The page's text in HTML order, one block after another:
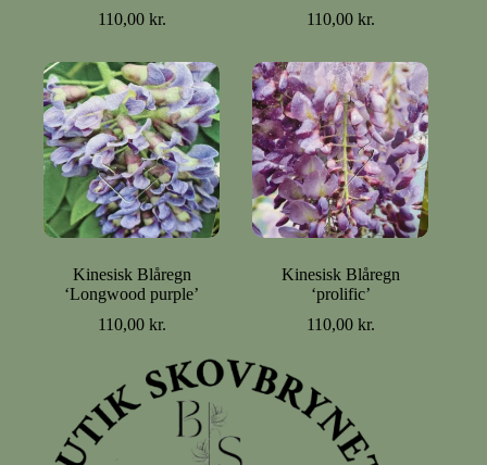
110,00 kr.
110,00 kr.
Kinesisk Blåregn
‘Longwood purple’
110,00 kr.
Kinesisk Blåregn
‘prolific’
110,00 kr.